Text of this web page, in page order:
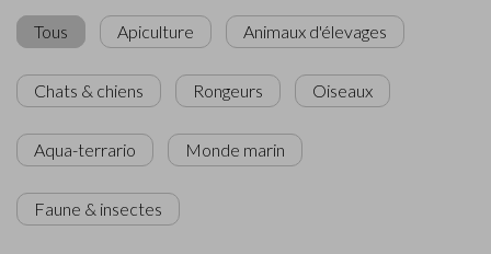
Tous Apiculture Animaux d'élevages
Chats & chiens Rongeurs Oiseaux
Aqua-terrario Monde marin
Faune & insectes